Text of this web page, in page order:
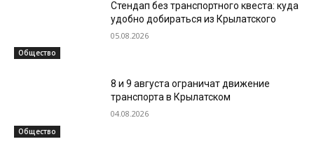
Общество
Стендап без транспортного квеста: куда
удобно добираться из Крылатского
05.08.2026
Общество
8 и 9 августа ограничат движение
транспорта в Крылатском
04.08.2026